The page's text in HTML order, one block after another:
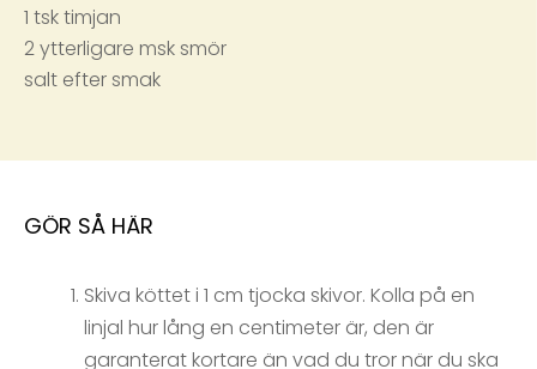
1 tsk timjan
2 ytterligare msk smör
salt efter smak
GÖR SÅ HÄR
Skiva köttet i 1 cm tjocka skivor. Kolla på en
linjal hur lång en centimeter är, den är
garanterat kortare än vad du tror när du ska